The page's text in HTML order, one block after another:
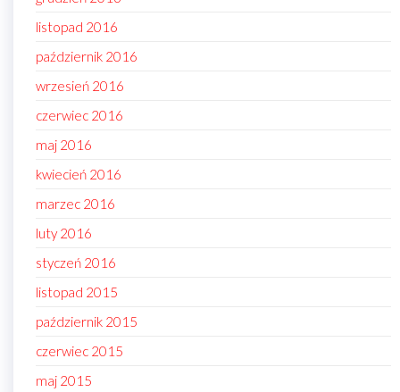
listopad 2016
październik 2016
wrzesień 2016
czerwiec 2016
maj 2016
kwiecień 2016
marzec 2016
luty 2016
styczeń 2016
listopad 2015
październik 2015
czerwiec 2015
maj 2015